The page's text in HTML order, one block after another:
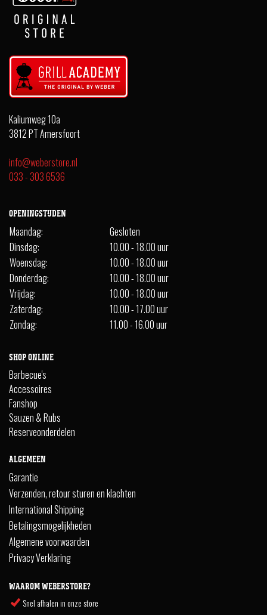
Kaliumweg 10a
3812 PT Amersfoort
info@weberstore.nl
033 - 303 6536
OPENINGSTIJDEN
Maandag:
Gesloten
Dinsdag:
10.00 - 18.00 uur
Woensdag:
10.00 - 18.00 uur
Donderdag:
10.00 - 18.00 uur
Vrijdag:
10.00 - 18.00 uur
Zaterdag:
10.00 - 17.00 uur
Zondag:
11.00 - 16.00 uur
SHOP ONLINE
Barbecue's
Accessoires
Fanshop
Sauzen & Rubs
Reserveonderdelen
ALGEMEEN
Garantie
Verzenden, retour sturen en klachten
International Shipping
Betalingsmogelijkheden
Algemene voorwaarden
Privacy Verklaring
WAAROM WEBERSTORE?
Snel afhalen in onze store